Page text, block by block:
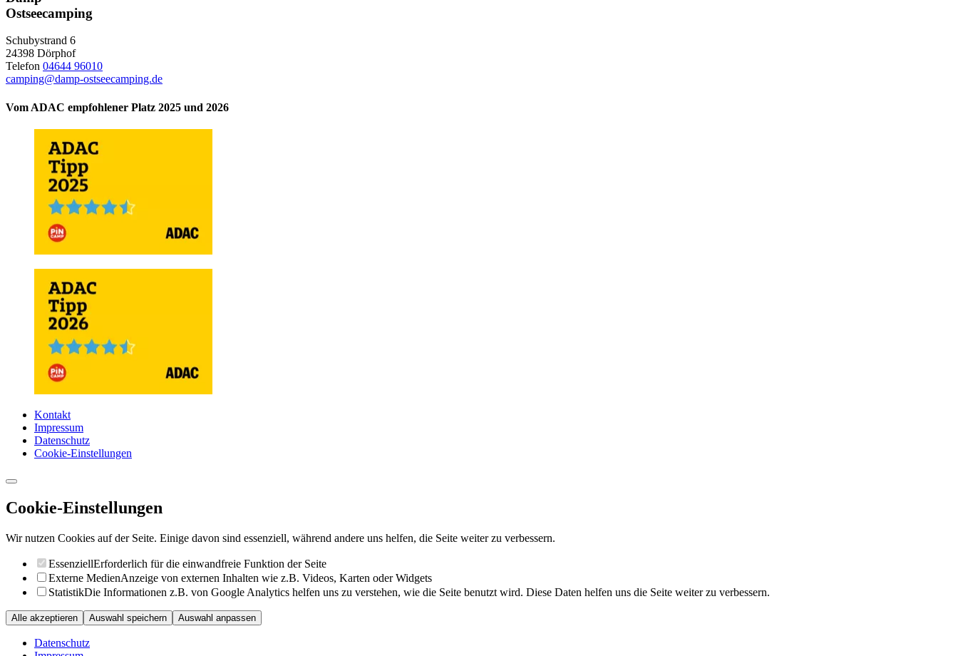
Ostseecamping
Schubystrand 6
24398 Dörphof
Telefon 04644 96010
camping@damp-ostseecamping.de
Vom ADAC empfohlener Platz 2025 und 2026
Kontakt
Impressum
Datenschutz
Cookie-Einstellungen
Cookie-Einstellungen
Wir nutzen Cookies auf der Seite. Einige davon sind essenziell, während andere uns helfen, die Seite weiter zu verbessern.
EssenziellErforderlich für die einwandfreie Funktion der Seite
Externe MedienAnzeige von externen Inhalten wie z.B. Videos, Karten oder Widgets
StatistikDie Informationen z.B. von Google Analytics helfen uns zu verstehen, wie die Seite benutzt wird. Diese Daten helfen uns die Seite weiter zu verbessern.
Alle akzeptieren Auswahl speichern Auswahl anpassen
Datenschutz